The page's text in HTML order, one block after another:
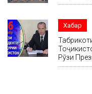
Хабар
Рӯзи